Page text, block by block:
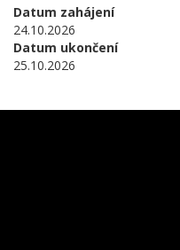
Datum zahájení
24.10.2026
Datum ukončení
25.10.2026